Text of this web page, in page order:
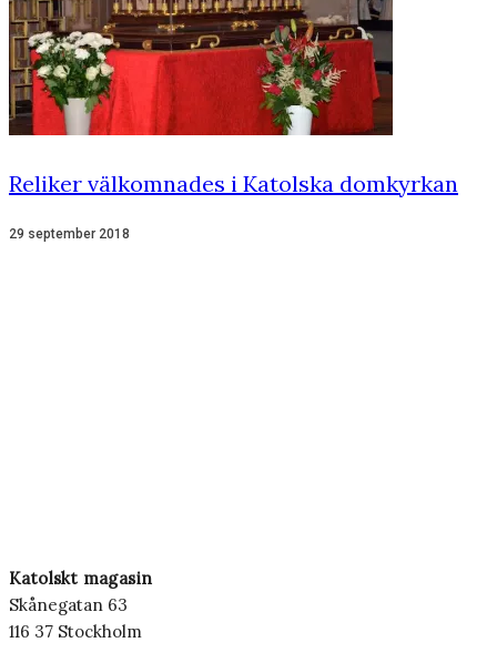
Reliker välkomnades i Katolska domkyrkan
29 september 2018
Katolskt magasin
Skånegatan 63
116 37 Stockholm